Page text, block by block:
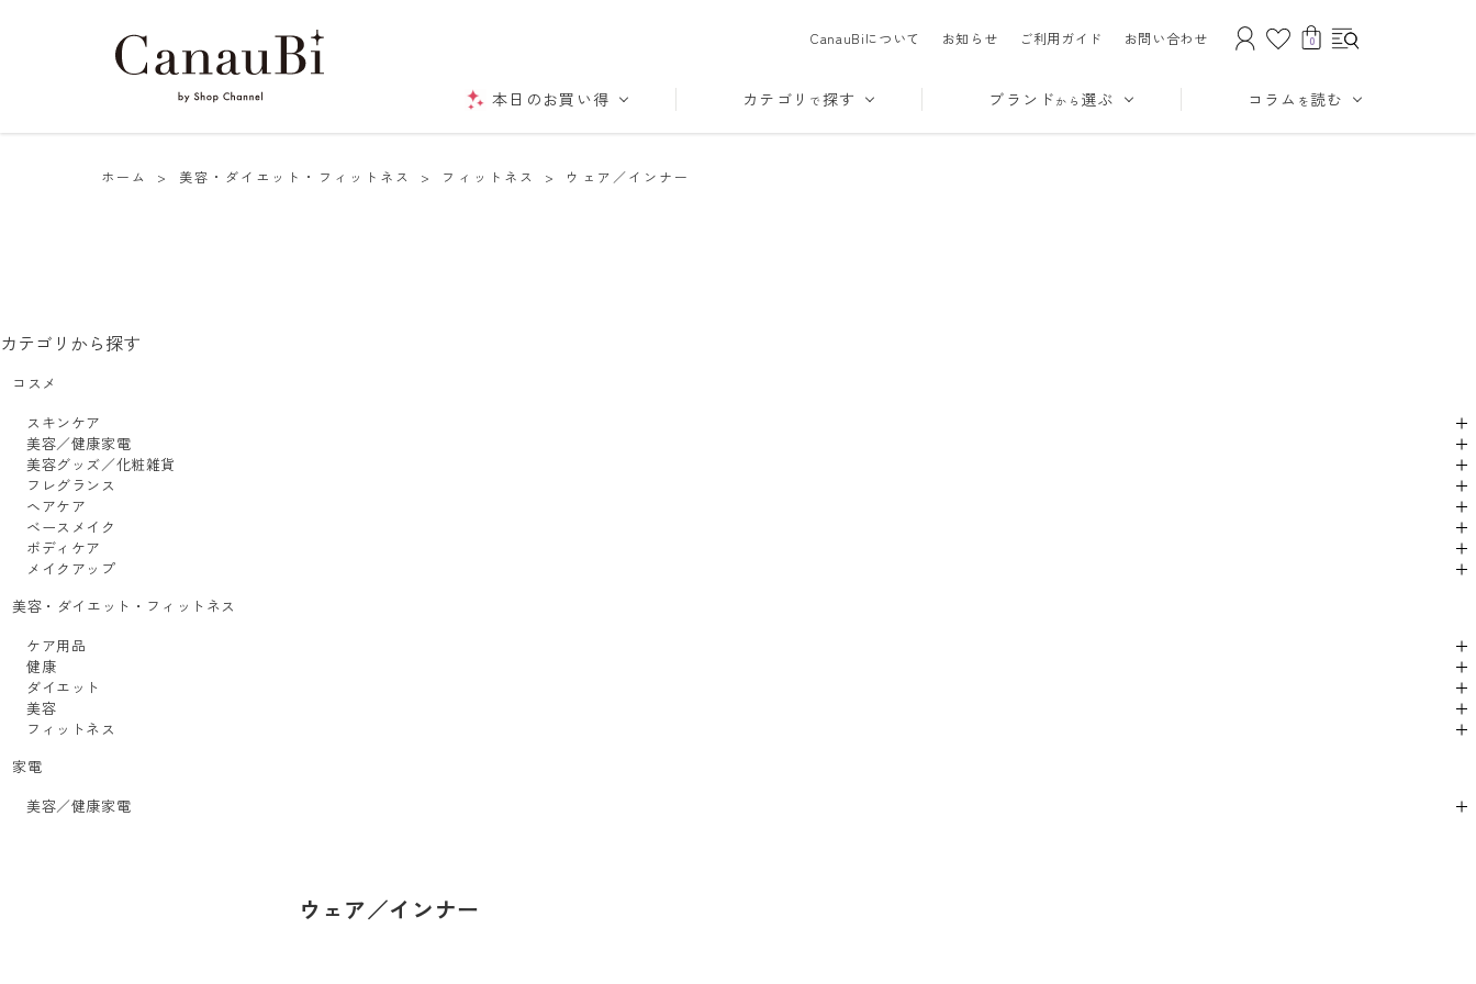
CanauBiについて お知らせ ご利用ガイド お問い合わせ 0
本日のお買い得 カテゴリ で探す ブランド から 選ぶ コラム を読む
ホーム > 美容・ダイエット・フィットネス > フィットネス > ウェア／インナー
カテゴリから探す
コスメ
スキンケア
美容／健康家電
美容グッズ／化粧雑貨
フレグランス
ヘアケア
ベースメイク
ボディケア
メイクアップ
美容・ダイエット・フィットネス
ケア用品
健康
ダイエット
美容
フィットネス
家電
美容／健康家電
ウェア／インナー